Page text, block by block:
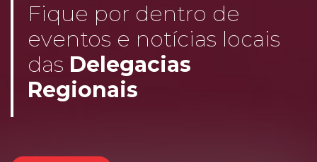
Fique por dentro de
eventos e notícias locais
das Delegacias
Regionais